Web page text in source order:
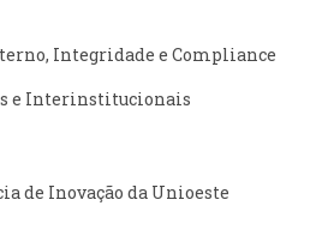
Integridade e Compliance
e Interinstitucionais
de Inovação da Unioeste